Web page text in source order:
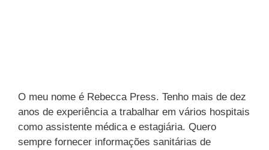
O meu nome é Rebecca Press. Tenho mais de dez
anos de experiência a trabalhar em vários hospitais
como assistente médica e estagiária. Quero
sempre fornecer informações sanitárias de